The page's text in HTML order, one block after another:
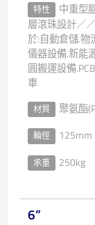
特性
中重型
層滾珠設計／
於:自動倉儲.物
儀器設備.新能
圓搬運設備
車
材質 聚氨酯
輪徑 125mm
承重 250kg
6”